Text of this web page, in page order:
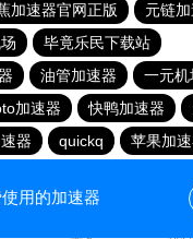
加速器官网正版
元链
毕竟乐民下载站
油管加速器
一元机
加速器 快鸭加速器
器 quickq
苹果加
用的加速器